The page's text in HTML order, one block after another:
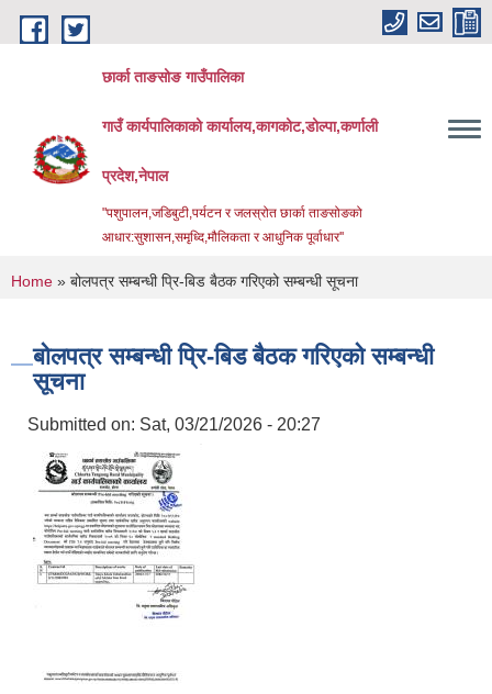
Skip to main content
छार्का ताङसोङ गाउँपालिका
गाउँ कार्यपालिकाको कार्यालय,कागकोट,डोल्पा,कर्णाली
प्रदेश,नेपाल
"पशुपालन,जडिबुटी,पर्यटन र जलस्रोत छार्का ताङसोङको
आधार:सुशासन,समृध्दि,मौलिकता र आधुनिक पूर्वाधार''
You are here
Home » बोलपत्र सम्बन्धी प्रि-बिड बैठक गरिएको सम्बन्धी सूचना
बोलपत्र सम्बन्धी प्रि-बिड बैठक गरिएको सम्बन्धी
सूचना
Submitted on: Sat, 03/21/2026 - 20:27